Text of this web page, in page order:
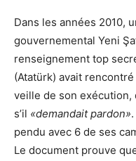
Dans les années 2010,
gouvernemental Yeni
renseignement top
(Atatürk) avait
veille de son exécution,
s’il «demandait pardon»
pendu avec 6 de ses
Le document prouve